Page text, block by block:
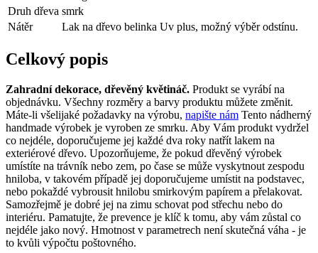
Druh dřeva smrk
Nátěr
Lak na dřevo belinka Uv plus, možný výběr odstínu.
Celkový popis
Zahradní dekorace, dřevěný květináč. Produkt se vyrábí na
objednávku. Všechny rozměry a barvy produktu můžete změnit.
Máte-li všelijaké požadavky na výrobu, napište nám Tento nádherný
handmade výrobek je vyroben ze smrku. Aby Vám produkt vydržel
co nejdéle, doporučujeme jej každé dva roky natřít lakem na
exteriérové ​​dřevo. Upozorňujeme, že pokud dřevěný výrobek
umístíte na trávník nebo zem, po čase se může vyskytnout zespodu
hniloba, v takovém případě jej doporučujeme umístit na podstavec,
nebo pokaždé vybrousit hnilobu smirkovým papírem a přelakovat.
Samozřejmě je dobré jej na zimu schovat pod střechu nebo do
interiéru. Pamatujte, že prevence je klíč k tomu, aby vám zůstal co
nejdéle jako nový. Hmotnost v parametrech není skutečná váha - je
to kvůli výpočtu poštovného.